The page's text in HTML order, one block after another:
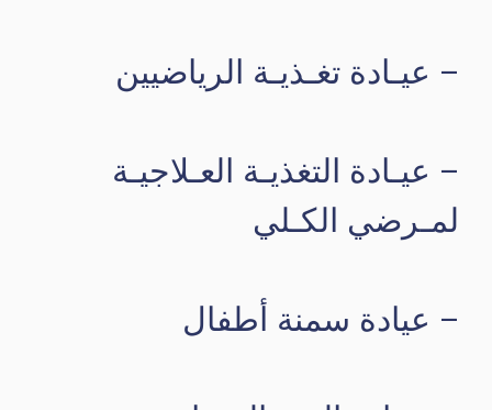
– عيـادة تغـذيـة الرياضيين
– عيـادة التغذيـة العـلاجيـة
لمـرضي الكـلي
– عيادة سمنة أطفال